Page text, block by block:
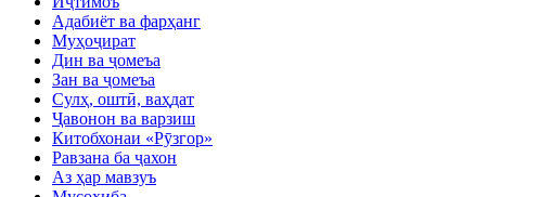
Адабиёт ва фарҳанг
Муҳоҷират
Дин ва ҷомеъа
Зан ва ҷомеъа
Сулҳ, оштӣ, ваҳдат
Ҷавонон ва варзиш
Китобхонаи «Рӯзгор»
Равзана ба ҷахон
Аз ҳар мавзуъ